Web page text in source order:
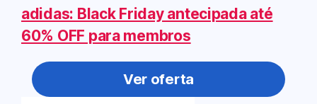
adidas: Black Friday antecipada até
60% OFF para membros
Ver oferta